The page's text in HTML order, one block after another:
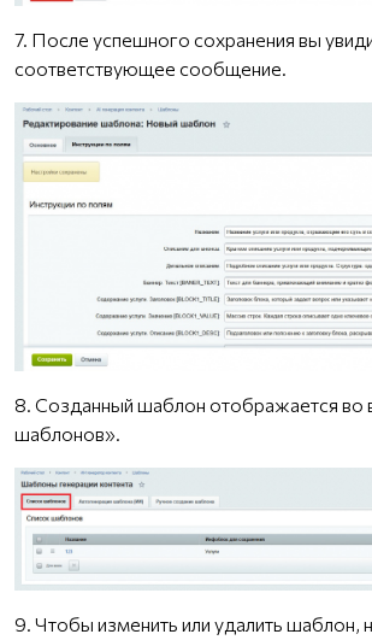
7. После успешного сохранения вы
соответствующее сообщение.
8. Созданный шаблон отображается во
шаблонов».
9. Чтобы изменить или удалить шаблон,